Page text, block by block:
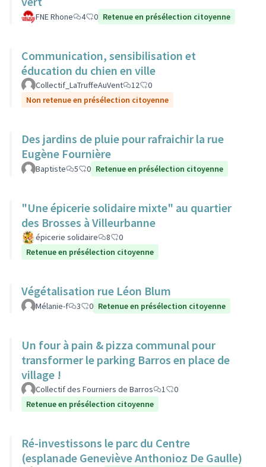
FNE Rhone 4 0 Retenue en présélection citoyenne
Communication, sensibilisation et
éducation du chien en ville
Collectif_LaTruffeAuVent 12
0
Non retenue en présélection citoyenne
Des jardins de pluie pour rafraichir la rue
Eugène Fournière
Baptiste 5 0 Retenue en présélection citoyenne
"Une épicerie solidaire mixte" au quartier
des Brosses à Villeurbanne
épicerie solidaire 8
0
Retenue en présélection citoyenne
Végétalisation rue Léon Blum
Mélanie-f 3 0 Retenue en présélection citoyenne
Un four à pain & pizza communal pour
transformer le parking Barros en place de
village !
Collectif des Fourniers de Barros 1
0
Retenue en présélection citoyenne
Ré-investissons le parc du Centre
(esplanade Geneviève Anthonioz De Gaulle)